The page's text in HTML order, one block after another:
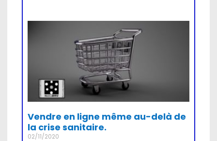
Vendre en ligne même au-delà de
la crise sanitaire.
02/11/2020